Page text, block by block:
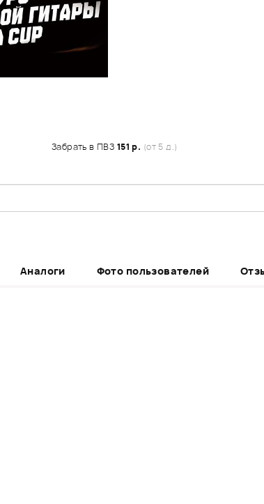
Забрать в ПВЗ 151 р. (от 5 д.)
Аналоги Фото пользователей